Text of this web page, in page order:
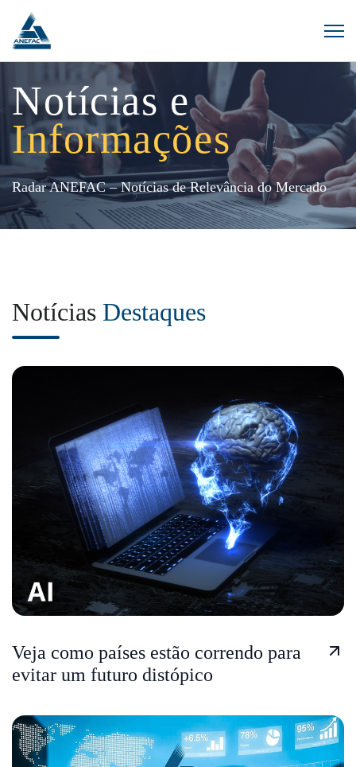
Notícias e
Informações
Radar ANEFAC – Notícias de Relevância do Mercado
Notícias Destaques
Veja como países estão correndo para
evitar um futuro distópico